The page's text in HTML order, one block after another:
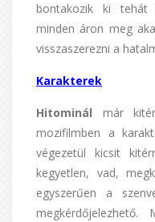
bontakozik ki tehát
minden áron meg
visszaszerezni a
Karakterek
Hitominál már
mozifilmben a
végezetül kicsit
kegyetlen, vad,
egyszerűen a
megkérdőjelezhető.